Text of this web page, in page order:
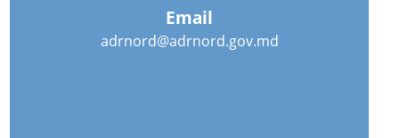
Email
adrnord@adrnord.gov.md